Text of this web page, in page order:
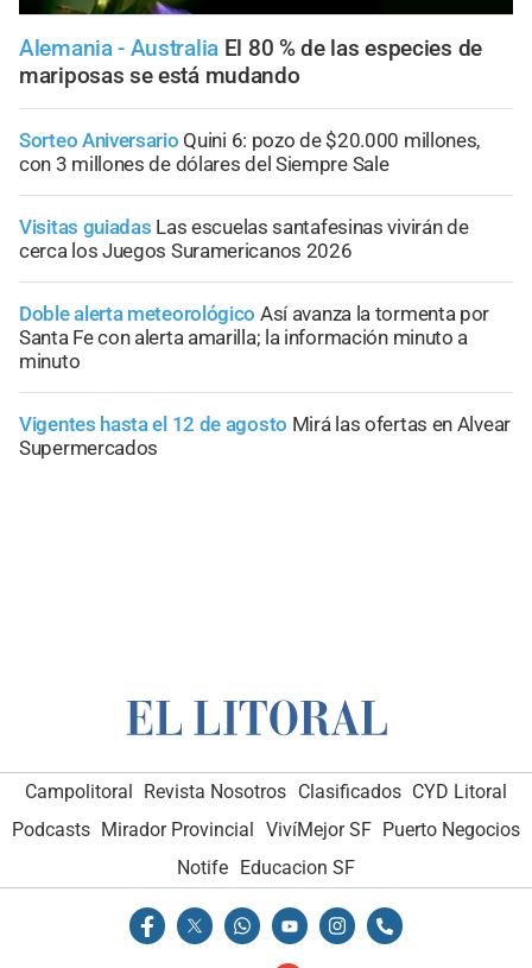
Alemania - Australia El 80 % de las especies de
mariposas se está mudando
Sorteo Aniversario Quini 6: pozo de $20.000 millones,
con 3 millones de dólares del Siempre Sale
Visitas guiadas Las escuelas santafesinas vivirán de
cerca los Juegos Suramericanos 2026
Doble alerta meteorológico Así avanza la tormenta por
Santa Fe con alerta amarilla; la información minuto a
minuto
Vigentes hasta el 12 de agosto Mirá las ofertas en Alvear
Supermercados
Campolitoral Revista Nosotros Clasificados CYD Litoral
Podcasts Mirador Provincial VivíMejor SF Puerto Negocios
Notife
Educacion SF